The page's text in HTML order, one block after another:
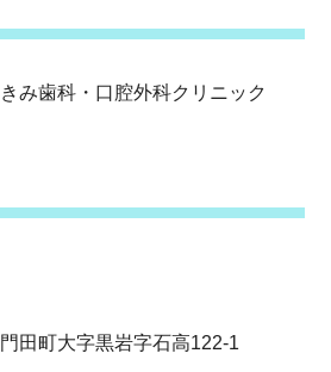
み歯科・口腔外科クリニック
田町大字黒岩字石高122-1